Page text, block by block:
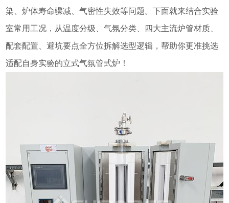
染、炉体寿命骤减、气密性失效等问题。下面就来结合实验
室常用工况，从温度分级、气氛分类、四大主流炉管材质、
配套配置、避坑要点全方位拆解选型逻辑，帮助你更准挑选
适配自身实验的立式气氛管式炉！